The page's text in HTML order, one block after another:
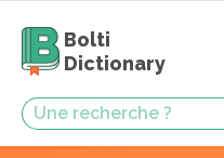
Bolti
Dictionary